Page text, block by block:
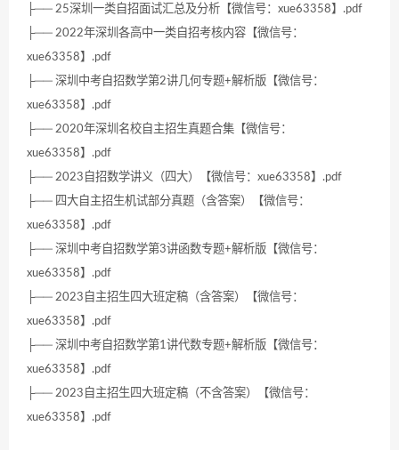
├── 25深圳一类自招面试汇总及分析【微信号：xue63358】.pdf
├── 2022年深圳各高中一类自招考核内容【微信号：
xue63358】.pdf
├── 深圳中考自招数学第2讲几何专题+解析版【微信号：
xue63358】.pdf
├── 2020年深圳名校自主招生真题合集【微信号：
xue63358】.pdf
├── 2023自招数学讲义（四大）【微信号：xue63358】.pdf
├── 四大自主招生机试部分真题（含答案）【微信号：
xue63358】.pdf
├── 深圳中考自招数学第3讲函数专题+解析版【微信号：
xue63358】.pdf
├── 2023自主招生四大班定稿（含答案）【微信号：
xue63358】.pdf
├── 深圳中考自招数学第1讲代数专题+解析版【微信号：
xue63358】.pdf
├── 2023自主招生四大班定稿（不含答案）【微信号：
xue63358】.pdf